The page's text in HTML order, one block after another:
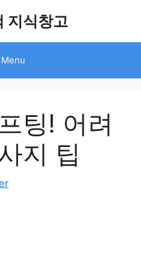
지식창고
Menu
팅! 어려
지 팁